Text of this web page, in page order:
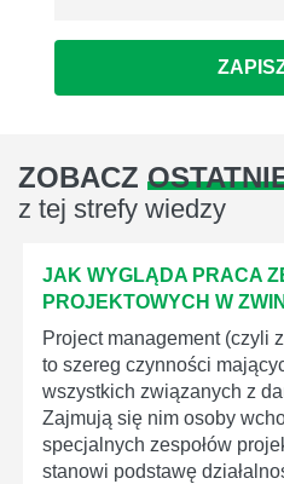
ZOBACZ
z tej strefy wiedzy
JAK WYGLĄDA PRACA
PROJEKTOWYCH W
Project management (czyli
to szereg czynności
wszystkich związanych z
Zajmują się nim osoby
specjalnych zespołów
stanowi podstawę